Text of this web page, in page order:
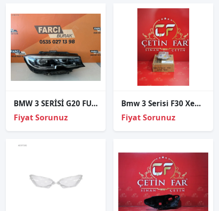
BMW 3 SERİSİ G20 FULL LED SAĞ FAR ORJİNAL A99481702-08
Fiyat Sorunuz
Bmw 3 Serisi F30 Xenon Beyni Sıfır Orj
Fiyat Sorunuz